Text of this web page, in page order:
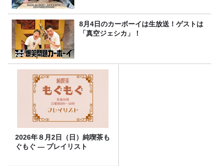
8月4日のカーボーイは生放送！ゲストは
「真空ジェシカ」！
2026年８月2日（日）純喫茶も
ぐもぐ ― プレイリスト